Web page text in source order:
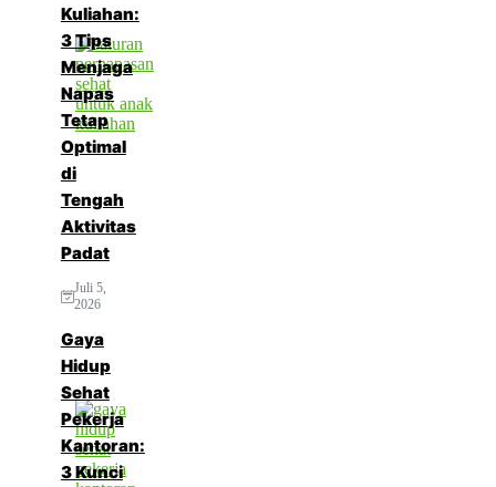
Kuliahan:
3 Tips
Menjaga
Napas
Tetap
Optimal
di
Tengah
Aktivitas
Padat
Juli 5,
2026
Gaya
Hidup
Sehat
Pekerja
Kantoran:
3 Kunci